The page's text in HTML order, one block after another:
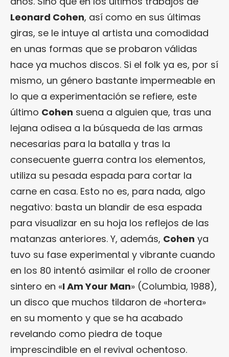
Leonard Cohen, así como en sus últimas
giras, se le intuye al artista una comodidad
en unas formas que se probaron válidas
hace ya muchos discos. Si el folk ya es, por sí
mismo, un género bastante impermeable en
lo que a experimentación se refiere, este
último Cohen suena a alguien que, tras una
lejana odisea a la búsqueda de las armas
necesarias para la batalla y tras la
consecuente guerra contra los elementos,
utiliza su pesada espada para cortar la
carne en casa. Esto no es, para nada, algo
negativo: basta un blandir de esa espada
para visualizar en su hoja los reflejos de las
matanzas anteriores. Y, además, Cohen ya
tuvo su fase experimental y vibrante cuando
en los 80 intentó asimilar el rollo de crooner
sintero en «I Am Your Man» (Columbia, 1988),
un disco que muchos tildaron de «hortera»
en su momento y que se ha acabado
revelando como piedra de toque
imprescindible en el revival ochentoso.